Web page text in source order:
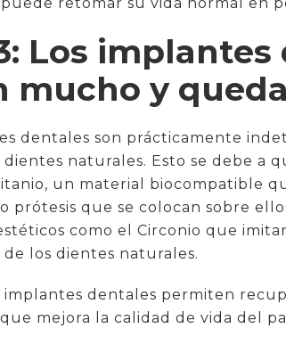
Los implantes
mucho y
dentales son prácticamente
dientes naturales. Esto se debe a
un material biocompatible
o prótesis que se colocan sobre
como el Circonio que
los dientes naturales.
implantes dentales permiten
mejora la calidad de vida del